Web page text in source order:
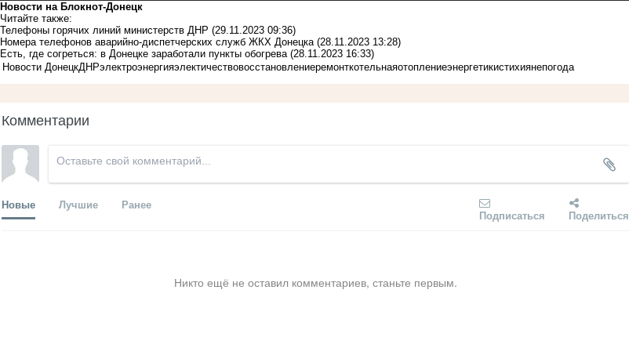
Новости на Блoкнoт-Донецк
Читайте также:
Телефоны горячих линий министерств ДНР (29.11.2023 09:36)
Номера телефонов аварийно-диспетчерских служб ЖКХ Донецка (28.11.2023 13:28)
Есть, где согреться: в Донецке заработали пункты обогрева (28.11.2023 16:33)
Новости ДонецкДНРэлектроэнергияэлектичествовосстановлениеремонткотельнаяотоплениеэнергетикистихиянепогода
Комментарии
Новые Лучшие Ранее
Подписаться Поделиться
Никто ещё не оставил комментариев, станьте первым.